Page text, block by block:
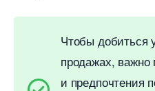
Чтобы добиться
продажах, важно
и предпочтения